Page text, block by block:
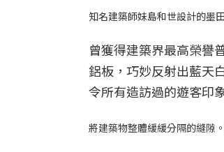
知名建築師妹島和世設計的墨
曾獲得建築界最高榮譽
鋁板，巧妙反射出藍天
令所有造訪過的遊客印
將建築物整體緩緩分隔的縫隙